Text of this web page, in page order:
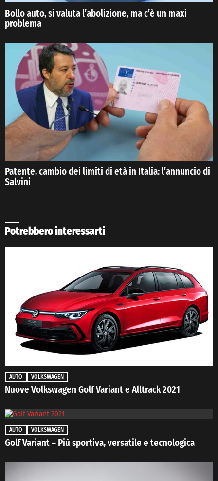
Bollo auto, si valuta l’abolizione, ma c’è un maxi
problema
Patente, cambio dei limiti di età in Italia: l’annuncio di
Salvini
Potrebbero interessarti
AUTO VOLKSWAGEN
Nuove Volkswagen Golf Variant e Alltrack 2021
AUTO VOLKSWAGEN
Golf Variant – Più sportiva, versatile e tecnologica